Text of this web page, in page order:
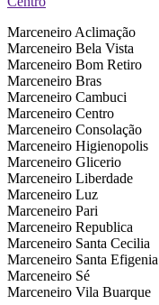
Marceneiro Aclimação
Marceneiro Bela Vista
Marceneiro Bom Retiro
Marceneiro Bras
Marceneiro Cambuci
Marceneiro Centro
Marceneiro Consolação
Marceneiro Higienopolis
Marceneiro Glicerio
Marceneiro Liberdade
Marceneiro Luz
Marceneiro Pari
Marceneiro Republica
Marceneiro Santa Cecilia
Marceneiro Santa Efigenia
Marceneiro Sé
Marceneiro Vila Buarque